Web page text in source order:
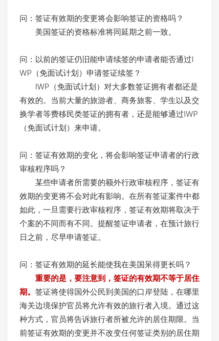
问：签证有效期的变更将会影响签证的资格吗？
美国签证的资格标准将同延期之前一致。
问：以前的签证仍旧能申请续签的申请者能否通过I
WP（免面试计划）申请签证续签？
IWP（免面试计划）对大多数签证拥有者都还是
有效的。当前大量的旅游者、商务旅客、学生以及交
换学者等费移民类签证的拥有者，还是能够通过IWP
（免面试计划）来申请。
问：签证有效期的变化，将会影响签证申请者的行政
审核程序吗？
某些申请者所需要的额外行政审核程序，签证有
效期的变更将不会对此有影响。在所有签证案件中都
如此，一旦需要行政审核程序，签证有效期将取决于
个案的不同而有不同。提醒签证申请者，在预计旅行
日之前，尽早申请签证。
问：签证有效期的延长能使我在美国呆得更长吗？
重要的是，要注意到，签证的有效期不等于居住
期。 签证将使得国外公民到美国的口岸登陆，在哪里
海关边境保护官员将允许有效的旅行者入境。通过这
种方式，官员将告诉旅行者所被允许的居住期限。当
前签证有效期的变更并不改变任何签证类别的居住期